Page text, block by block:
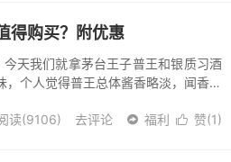
得购买？附优惠
天我们就拿茅台王子普王和银质习酒
个人觉得普王总体酱香略淡，闻香清
 赞(1)
读(9106) 去评论  福利